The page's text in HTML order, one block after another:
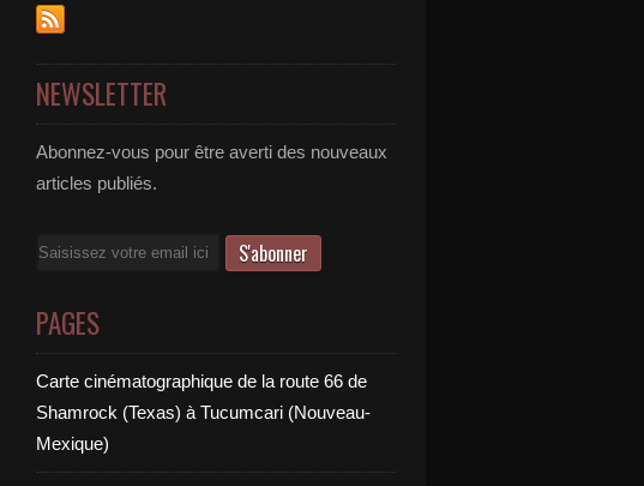
NEWSLETTER
Abonnez-vous pour être averti des nouveaux
articles publiés.
Email
PAGES
Carte cinématographique de la route 66 de
Shamrock (Texas) à Tucumcari (Nouveau-
Mexique)